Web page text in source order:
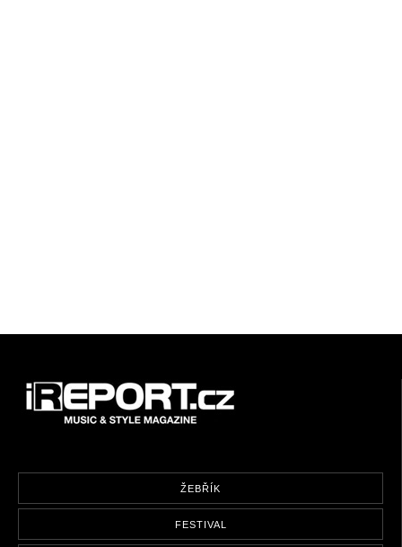
ŽEBŘÍK
FESTIVAL